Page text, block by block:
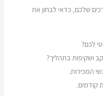
שלכם, כדאי לבחון את
לכם?
ושקיפות בתהליך?
המכירות.
קודמים.